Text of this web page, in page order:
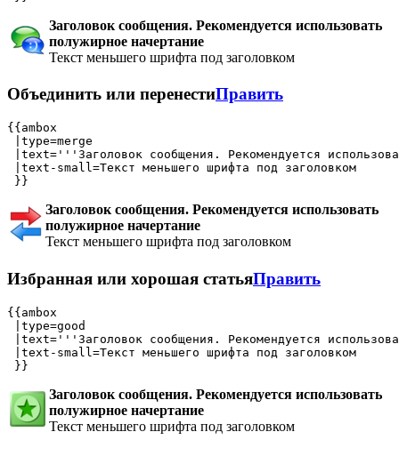
Заголовок сообщения. Рекомендуется использовать
полужирное начертание
Текст меньшего шрифта под заголовком
Объединить или перенестиПравить
{{ambox
|type=merge
|text='''Заголовок сообщения. Рекомендуется
|text-small=Текст меньшего шрифта под заголовком
Заголовок сообщения. Рекомендуется использовать
полужирное начертание
Текст меньшего шрифта под заголовком
Избранная или хорошая статьяПравить
{{ambox
|type=good
|text='''Заголовок сообщения. Рекомендуется
|text-small=Текст меньшего шрифта под заголовком
Заголовок сообщения. Рекомендуется использовать
полужирное начертание
Текст меньшего шрифта под заголовком